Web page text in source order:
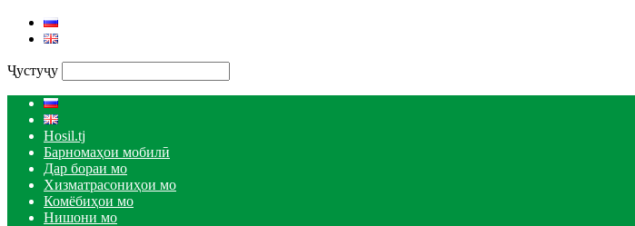
Ҷустуҷу
Hosil.tj
Барномаҳои мобилӣ
Дар бораи мо
Хизматрасониҳои мо
Комёбиҳои мо
Нишони мо